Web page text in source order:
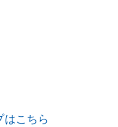
はこちら